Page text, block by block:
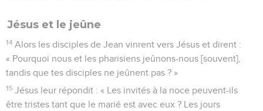
Jésus et le jeûne
14 Alors les disciples de Jean vinrent vers Jésus et dirent :
« Pourquoi nous et les pharisiens jeûnons-nous [souvent],
tandis que tes disciples ne jeûnent pas ? »
15 Jésus leur répondit : « Les invités à la noce peuvent-ils
être tristes tant que le marié est avec eux ? Les jours